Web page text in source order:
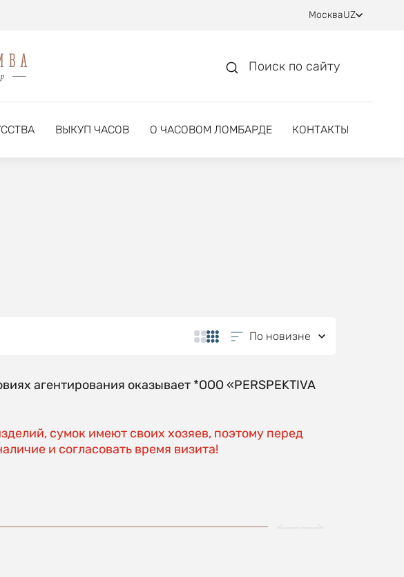
МоскваUZ
Поиск по сайту
ВЫКУП ЧАСОВ О ЧАСОВОМ ЛОМБАРДЕ КОНТАКТЫ
По новизне
агентирования оказывает *OOO «PERSPEKTIVA
сумок имеют своих хозяев, поэтому перед
и согласовать время визита!